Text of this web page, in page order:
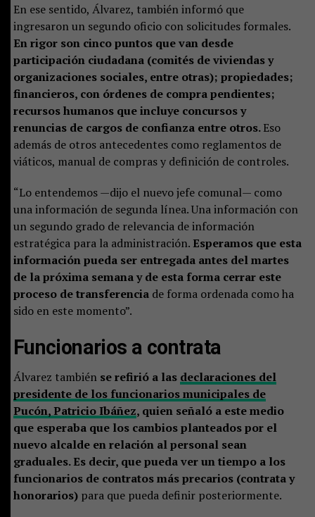
En ese sentido, Álvarez, también informó que
ingresaron un segundo oficio con solicitudes formales.
En rigor son cinco puntos que van desde
participación ciudadana (comités de viviendas y
organizaciones sociales, entre otras); propiedades;
financieros, con órdenes de compra pendientes;
recursos humanos que incluye concursos y
renuncias de cargos de confianza entre otros.Eso
además de otros antecedentes como reglamentos de
viáticos, manual de compras y definición de controles.
“Lo entendemos —dijo el nuevo jefe comunal— como
una información de segunda línea. Una información con
un segundo grado de relevancia de información
estratégica para la administración. Esperamos que esta
información pueda ser entregada antes del martes
de la próxima semana y de esta forma cerrar este
proceso de transferenciade forma ordenada como ha
sido en este momento”.
Funcionarios a contrata
Álvarez también se refirió a las declaraciones del
presidente de los funcionarios municipales de
Pucón, Patricio Ibáñez, quien señaló a este medio
que esperaba que los cambios planteados por el
nuevo alcalde en relación al personal sean
graduales. Es decir, que pueda ver un tiempo a los
funcionarios de contratos más precarios (contrata y
honorarios) para que pueda definir posteriormente.